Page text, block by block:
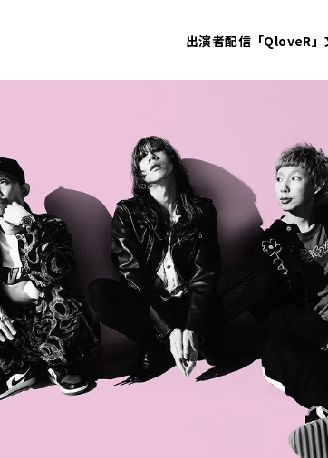
出演者配信「QloveR」